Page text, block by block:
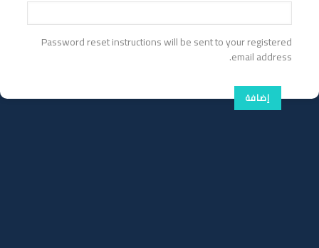
Password reset instructions will be sent to your registered
email address.